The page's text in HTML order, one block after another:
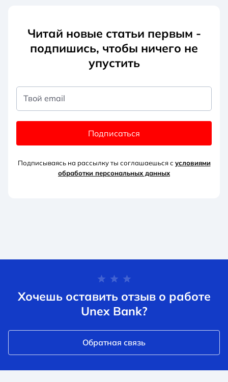
Читай новые статьи первым -
подпишись, чтобы ничего не
упустить
Твой email
Подписаться
Подписываясь на рассылку ты соглашаешься с условиями
обработки персональных данных
Хочешь оставить отзыв о работе
Unex Bank?
Обратная связь